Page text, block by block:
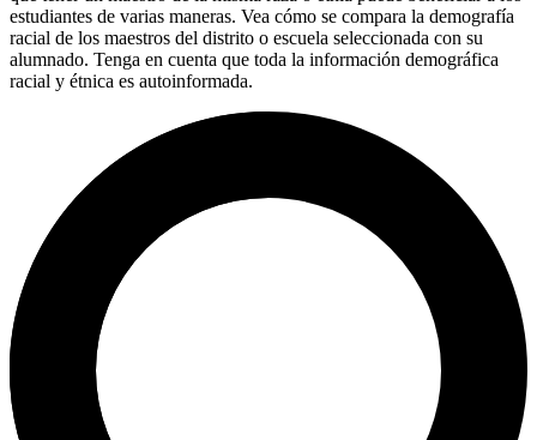
estudiantes de varias maneras. Vea cómo se compara la demografía
racial de los maestros del distrito o escuela seleccionada con su
alumnado. Tenga en cuenta que toda la información demográfica
racial y étnica es autoinformada.